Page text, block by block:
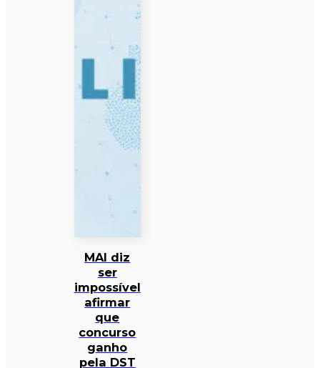
MAI diz
ser
impossível
afirmar
que
concurso
ganho
pela DST